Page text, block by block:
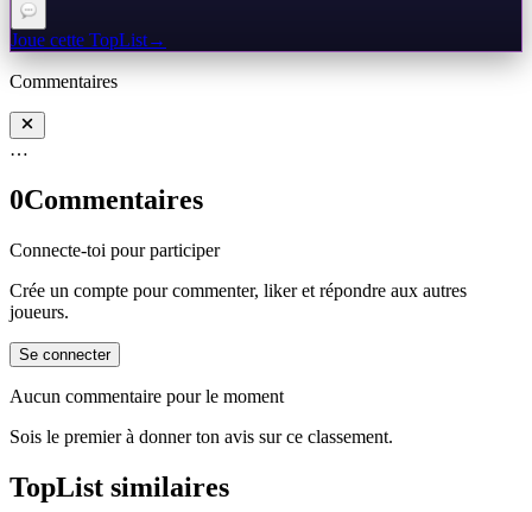
Joue cette TopList→
Commentaires
…
0Commentaires
Connecte-toi pour participer
Crée un compte pour commenter, liker et répondre aux autres
joueurs.
Se connecter
Aucun commentaire pour le moment
Sois le premier à donner ton avis sur ce classement.
TopList similaires